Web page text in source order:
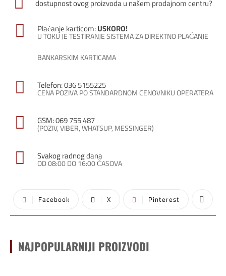
dostupnost ovog proizvoda u našem prodajnom centru?
Plaćanje karticom:USKORO!
U TOKU JE TESTIRANJE SISTEMA ZA DIREKTNO PLAĆANJE
BANKARSKIM KARTICAMA
Telefon: 036 5155225
CENA POZIVA PO STANDARDNOM CENOVNIKU OPERATERA
GSM: 069 755 487
(POZIV, VIBER, WHATSUP, MESSINGER)
Svakog radnog dana
OD 08:00 DO 16:00 ČASOVA
Facebook X Pinterest
NAJPOPULARNIJI PROIZVODI